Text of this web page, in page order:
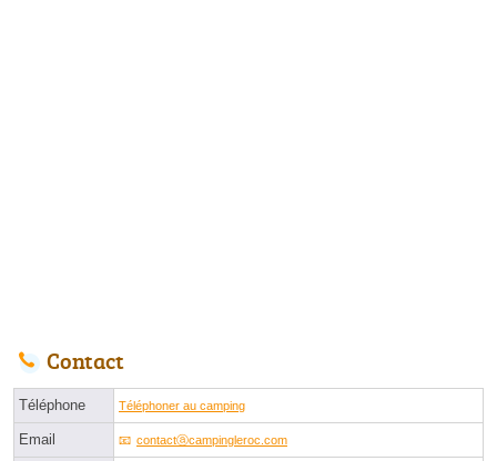
Contact
Téléphone Téléphoner au camping
Email contactⓐcampingleroc.com